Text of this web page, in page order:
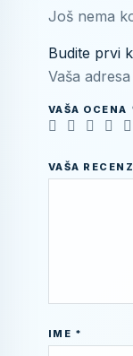
Još nema
Budite prvi
Vaša
VAŠA OCENA
VAŠA
IME *